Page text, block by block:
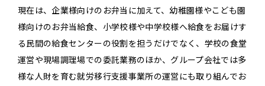
現在は、企業様向けのお弁当に加えて、幼稚園様やこども園
様向けのお弁当給食、小学校様や中学校様へ給食をお届けす
る民間の給食センターの役割を担うだけでなく、学校の食堂
運営や現場調理場での委託業務のほか、グループ会社では多
様な人財を育む就労移行支援事業所の運営にも取り組んでお